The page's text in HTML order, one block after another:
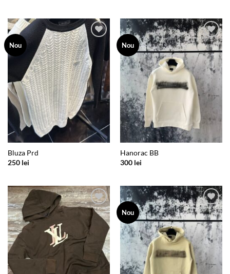
Nou
Add to
wishlist
Bluza Prd
250 lei
Nou
Add to
wishlist
Hanorac BB
300 lei
Add to
wishlist
Nou
Add to
wishlist